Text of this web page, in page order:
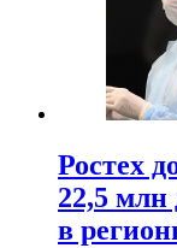
Ростех
22,5 млн
в